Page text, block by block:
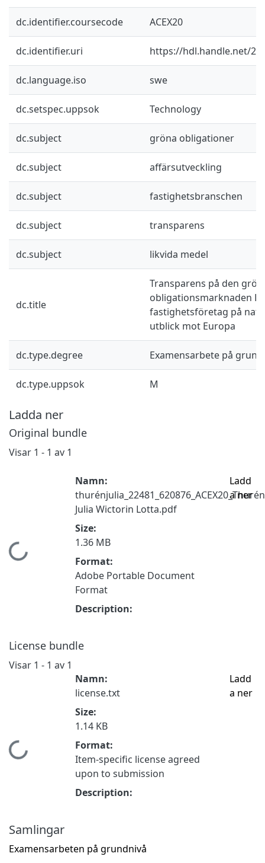
dc.identifier.coursecode ACEX20
dc.identifier.uri https://hdl.handle.net/
dc.language.iso swe
dc.setspec.uppsok Technology
dc.subject gröna obligationer
dc.subject affärsutveckling
dc.subject fastighetsbranschen
dc.subject transparens
dc.subject likvida medel
dc.title
Transparens på den
obligationsmarknaden
fastighetsföretag på
utblick mot Europa
dc.type.degree Examensarbete på
dc.type.uppsok M
Ladda ner
Original bundle
Visar 1 - 1 av 1
Hämtar...
Namn:
thurénjulia_22481_620876_ACEX20_Thurén
Julia Wictorin Lotta.pdf
Size:
1.36 MB
Format:
Adobe Portable Document
Format
Description:
Ladd
a ner
License bundle
Visar 1 - 1 av 1
Hämtar...
Namn:
license.txt
Size:
1.14 KB
Format:
Item-specific license agreed
upon to submission
Description:
Ladd
a ner
Samlingar
Examensarbeten på grundnivå